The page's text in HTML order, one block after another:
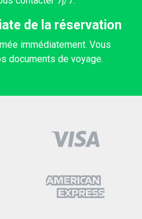
de la réservation
immédiatement. Vous
documents de voyage.